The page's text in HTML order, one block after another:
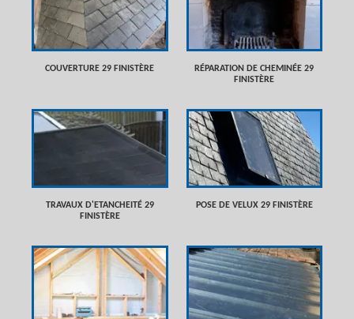
COUVERTURE 29 FINISTÈRE
RÉPARATION DE CHEMINÉE 29
FINISTÈRE
TRAVAUX D'ETANCHEITÉ 29
FINISTÈRE
POSE DE VELUX 29 FINISTÈRE